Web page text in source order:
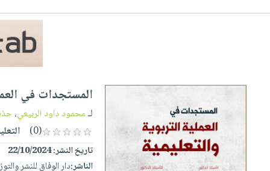
صفحات
مشوقة
الكترونية
حديثاً
masmu3
الصفحة
المستجدات في
لـمحمود داود الربيعي،
(0)
تاريخ النشر:22/10/2024
الناشر:دار الوفاق للنشر